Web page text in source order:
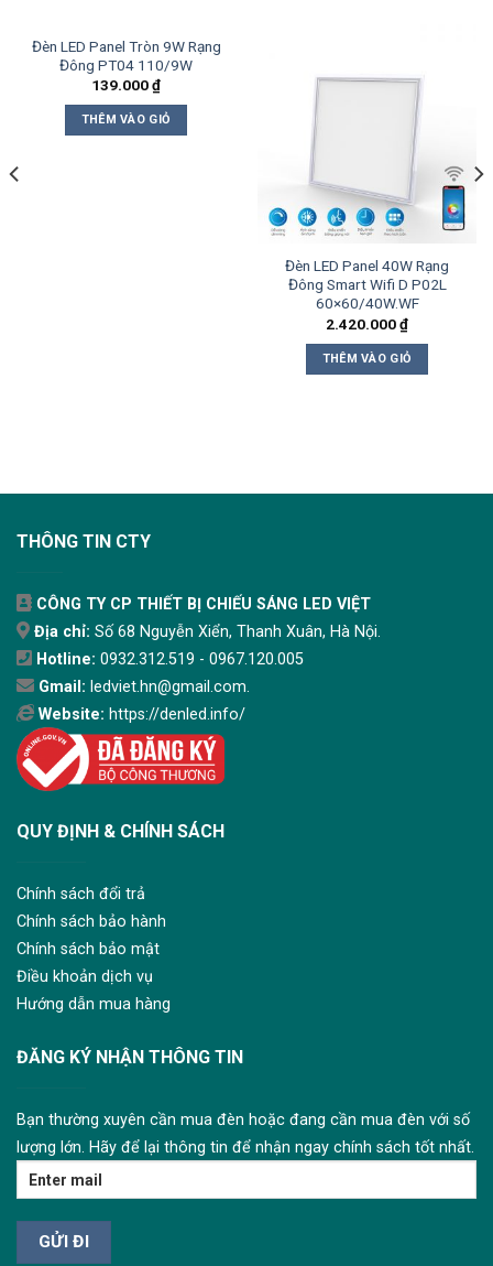
Đèn LED Panel Tròn 9W Rạng
Đông PT04 110/9W
139.000₫
THÊM VÀO GIỎ
Đèn LED Panel 40W Rạng
Đông Smart Wifi D P02L
60×60/40W.WF
2.420.000₫
THÊM VÀO GIỎ
THÔNG TIN CTY
CÔNG TY CP THIẾT BỊ CHIẾU SÁNG LED VIỆT
Địa chỉ: Số 68 Nguyễn Xiển, Thanh Xuân, Hà Nội.
Hotline: 0932.312.519 - 0967.120.005
Gmail: ledviet.hn@gmail.com.
Website: https://denled.info/
QUY ĐỊNH & CHÍNH SÁCH
Chính sách đổi trả
Chính sách bảo hành
Chính sách bảo mật
Điều khoản dịch vụ
Hướng dẫn mua hàng
ĐĂNG KÝ NHẬN THÔNG TIN
Bạn thường xuyên cần mua đèn hoặc đang cần mua đèn với số
lượng lớn. Hãy để lại thông tin để nhận ngay chính sách tốt nhất.